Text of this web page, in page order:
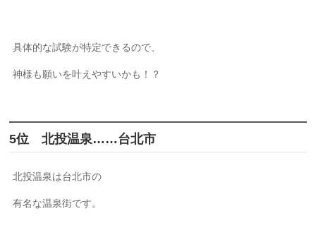
具体的な試験が特定できるので、
神様も願いを叶えやすいかも！？
5位 北投温泉……台北市
北投温泉は台北市の
有名な温泉街です。